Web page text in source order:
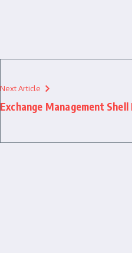
Next Article
Exchange Management Shell